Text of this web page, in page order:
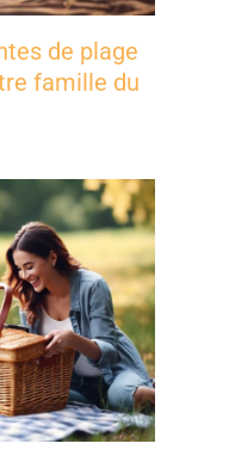
de plage
famille du